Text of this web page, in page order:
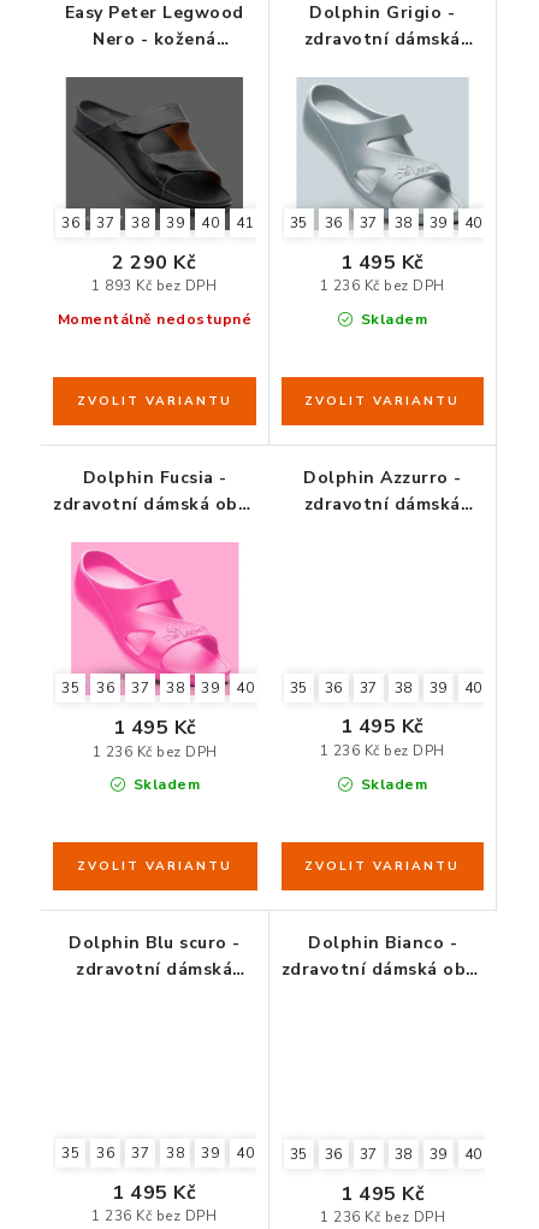
Easy Peter Legwood
Nero - kožená
36 37 38 39 40 41
Momentálně nedostupné
1 893 Kč bez DPH
2 290 Kč
Dolphin Grigio -
zdravotní dámská
35 36 37 38 39 40
Skladem
1 236 Kč bez DPH
1 495 Kč
Dolphin Fucsia -
zdravotní dámská obuv
35 36 37 38 39 40
Skladem
1 236 Kč bez DPH
1 495 Kč
Dolphin Azzurro -
zdravotní dámská
35 36 37 38 39 40
Skladem
1 236 Kč bez DPH
1 495 Kč
Dolphin Blu scuro -
zdravotní dámská
35 36 37 38 39 40
1 236 Kč bez DPH
1 495 Kč
Dolphin Bianco -
zdravotní dámská obuv
35 36 37 38 39 40
1 236 Kč bez DPH
1 495 Kč